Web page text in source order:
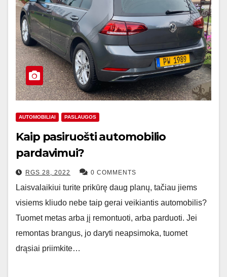
AUTOMOBILIAI PASLAUGOS
Kaip pasiruošti automobilio
pardavimui?
RGS 28, 2022 0 COMMENTS
Laisvalaikiui turite prikūrę daug planų, tačiau jiems
visiems kliudo nebe taip gerai veikiantis automobilis?
Tuomet metas arba jį remontuoti, arba parduoti. Jei
remontas brangus, jo daryti neapsimoka, tuomet
drąsiai priimkite…